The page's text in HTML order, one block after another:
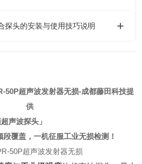
探头的安装与使用技巧说明
50P超声波发射器无损-成都藤田科技提
供
声波探头」
覆盖，一机征服工业无损检测！